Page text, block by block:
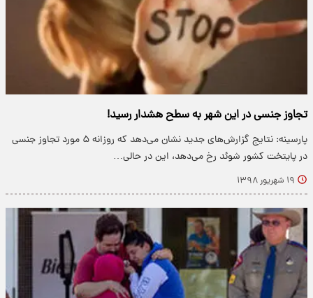
تجاوز جنسی در این شهر به سطح هشدار رسید!
پارسینه: نتایج گزارش‌های جدید نشان می‌دهد که روزانه ۵ مورد تجاوز جنسی
در پایتخت کشور شوئد رخ می‌دهد، این در حالی…
۱۹ شهریور ۱۳۹۸